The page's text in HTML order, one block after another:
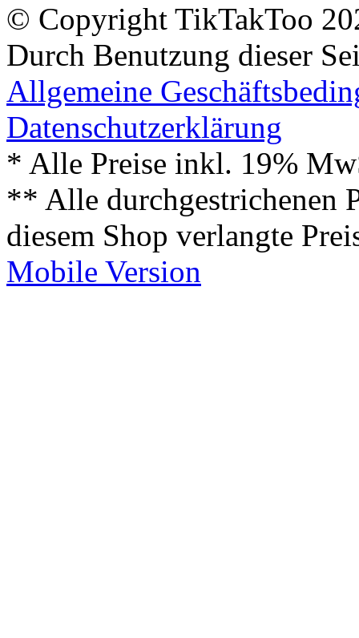
© Copyright TikTakToo
Durch Benutzung dieser
Allgemeine
Datenschutzerklärung
* Alle Preise inkl. 19%
** Alle durchgestrichenen
diesem Shop verlangte
Mobile Version